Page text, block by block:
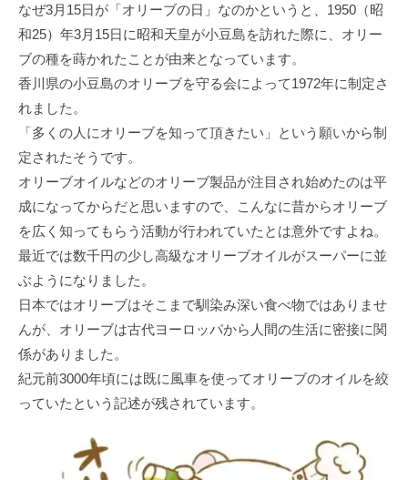
なぜ3月15日が「オリーブの日」なのかというと、1950（昭
和25）年3月15日に昭和天皇が小豆島を訪れた際に、オリー
ブの種を蒔かれたことが由来となっています。
香川県の小豆島のオリーブを守る会によって1972年に制定さ
れました。
「多くの人にオリーブを知って頂きたい」という願いから制
定されたそうです。
オリーブオイルなどのオリーブ製品が注目され始めたのは平
成になってからだと思いますので、こんなに昔からオリーブ
を広く知ってもらう活動が行われていたとは意外ですよね。
最近では数千円の少し高級なオリーブオイルがスーパーに並
ぶようになりました。
日本ではオリーブはそこまで馴染み深い食べ物ではありませ
んが、オリーブは古代ヨーロッパから人間の生活に密接に関
係がありました。
紀元前3000年頃には既に風車を使ってオリーブのオイルを絞
っていたという記述が残されています。